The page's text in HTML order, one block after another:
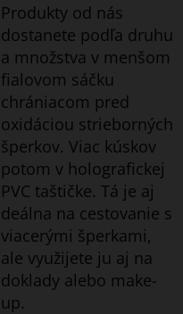
Produkty od nás
dostanete podľa druhu
a množstva v menšom
fialovom sáčku
chrániacom pred
oxidáciou strieborných
šperkov. Viac kúskov
potom v holografickej
PVC taštičke. Tá je aj
deálna na cestovanie s
viacerými šperkami,
ale využijete ju aj na
doklady alebo make-
up.